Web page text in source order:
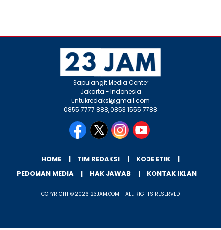
Sapulangit Media Center
Jakarta - Indonesia
untukredaksi@gmail.com
0855 7777 888, 0853 1555 7788
HOME TIM REDAKSI
KODE ETIK
PEDOMAN MEDIA
HAK JAWAB KONTAK IKLAN
COPYRIGHT © 2026 23JAM.COM - ALL RIGHTS RESERVED